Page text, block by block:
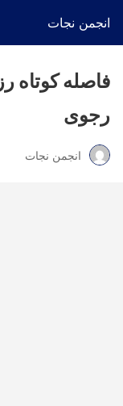
انجمن نجات
فاصله کوتاه
رجوی
انجمن نجات